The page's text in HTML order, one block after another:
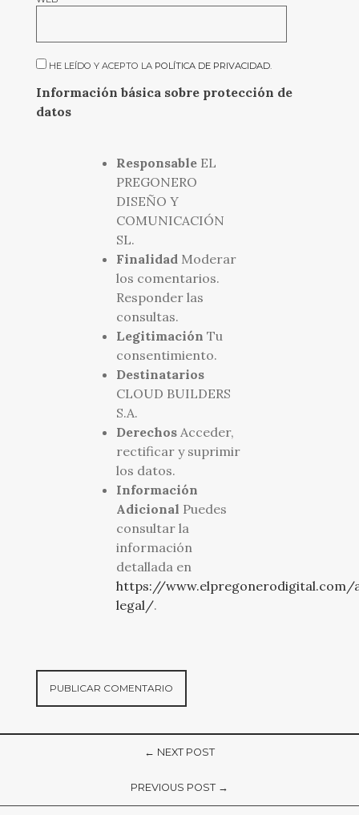
HE LEÍDO Y ACEPTO LA POLÍTICA DE PRIVACIDAD.
Información básica sobre protección de
datos
ResponsableEL
PREGONERO
DISEÑO Y
COMUNICACIÓN
SL.
FinalidadModerar
los comentarios.
Responder las
consultas.
Legitimación Tu
consentimiento.
Destinatarios
CLOUD BUILDERS
S.A.
DerechosAcceder,
rectificar y suprimir
los datos.
Información
Adicional Puedes
consultar la
información
detallada en
https://www.elpregonerodigital.com/
legal/.
← NEXT POST
PREVIOUS POST →